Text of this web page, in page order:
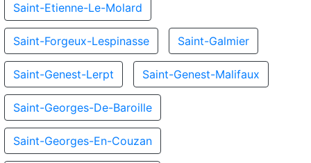
Saint-Etienne-Le-Molard
Saint-Forgeux-Lespinasse Saint-Galmier
Saint-Genest-Lerpt Saint-Genest-Malifaux
Saint-Georges-De-Baroille
Saint-Georges-En-Couzan